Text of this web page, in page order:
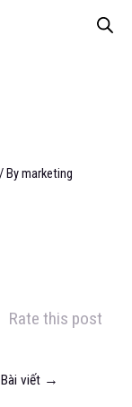
/ Bymarketing
Rate this post
viết →